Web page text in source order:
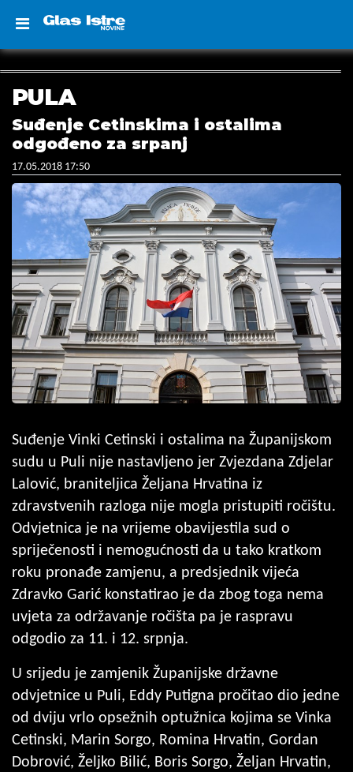
PULA
Suđenje Cetinskima i ostalima
odgođeno za srpanj
17.05.2018 17:50
Suđenje Vinki Cetinski i ostalima na Županijskom
sudu u Puli nije nastavljeno jer Zvjezdana Zdjelar
Lalović, braniteljica Željana Hrvatina iz
zdravstvenih razloga nije mogla pristupiti ročištu.
Odvjetnica je na vrijeme obavijestila sud o
spriječenosti i nemogućnosti da u tako kratkom
roku pronađe zamjenu, a predsjednik vijeća
Zdravko Garić konstatirao je da zbog toga nema
uvjeta za održavanje ročišta pa je raspravu
odgodio za 11. i 12. srpnja.
U srijedu je zamjenik Županijske državne
odvjetnice u Puli, Eddy Putigna pročitao dio jedne
od dviju vrlo opsežnih optužnica kojima se Vinka
Cetinski, Marin Sorgo, Romina Hrvatin, Gordan
Dobrović, Željko Bilić, Boris Sorgo, Željan Hrvatin,